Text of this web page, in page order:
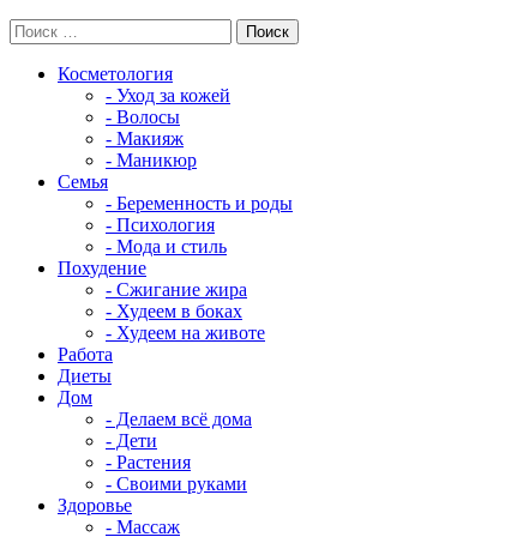
Косметология
- Уход за кожей
- Волосы
- Макияж
- Маникюр
Семья
- Беременность и роды
- Психология
- Мода и стиль
Похудение
- Сжигание жира
- Худеем в боках
- Худеем на животе
Работа
Диеты
Дом
- Делаем всё дома
- Дети
- Растения
- Своими руками
Здоровье
- Массаж